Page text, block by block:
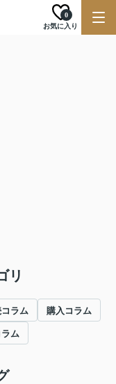
お気に入り
0
リ
ラム 購入コラム
ム